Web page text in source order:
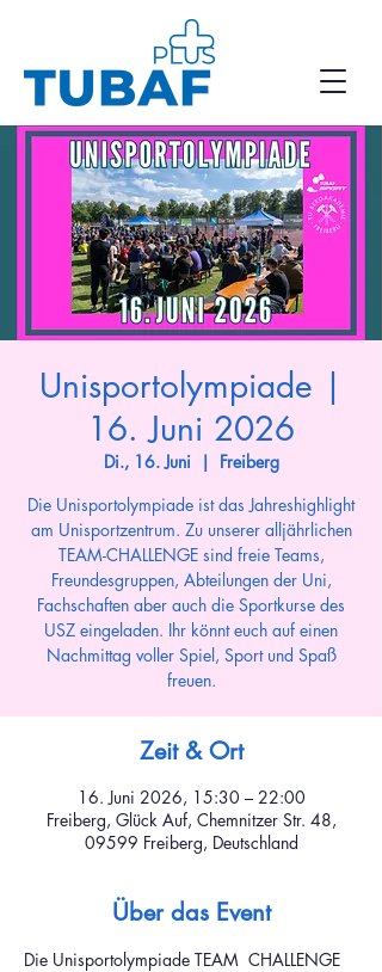
Unisportolympiade |
16. Juni 2026
Di., 16. Juni
  |
Freiberg
Die Unisportolympiade ist das Jahreshighlight
am Unisportzentrum. Zu unserer alljährlichen
TEAM-CHALLENGE sind freie Teams,
Freundesgruppen, Abteilungen der Uni,
Fachschaften aber auch die Sportkurse des
USZ eingeladen. Ihr könnt euch auf einen
Nachmittag voller Spiel, Sport und Spaß
freuen.
Zeit & Ort
16. Juni 2026, 15:30 – 22:00
Freiberg, Glück Auf, Chemnitzer Str. 48,
09599 Freiberg, Deutschland
Über das Event
Die Unisportolympiade TEAM  CHALLENGE